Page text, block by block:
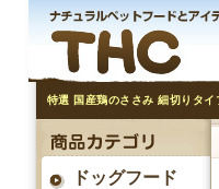
特選 国産鶏のささみ 細切りタイ
ドッグフード